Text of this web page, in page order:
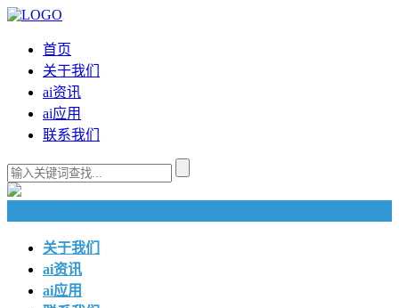
首页
关于我们
ai资讯
ai应用
联系我们
关于我们
ai资讯
ai应用